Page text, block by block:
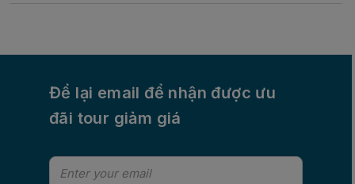
Để lại email để nhận được ưu
đãi tour giảm giá